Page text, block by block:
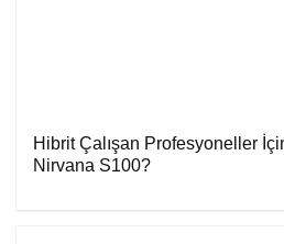
Hibrit Çalışan Profesyoneller
Nirvana S100?